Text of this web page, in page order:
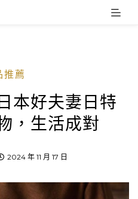
推薦
本好夫妻日特
，生活成對
2024 年 11 月 17 日